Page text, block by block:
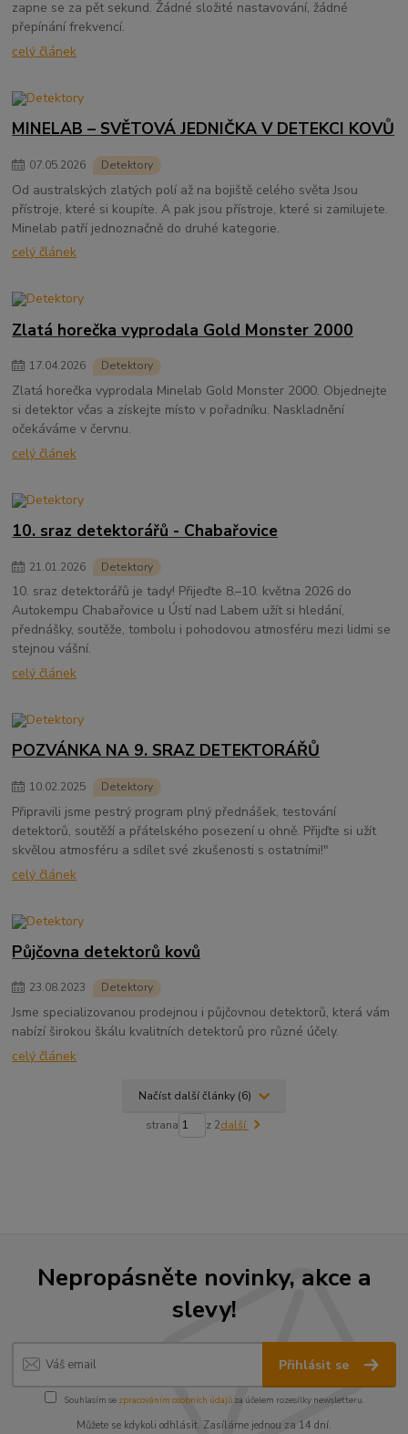
zapne se za pět sekund. Žádné složité nastavování, žádné
přepínání frekvencí.
celý článek
MINELAB – SVĚTOVÁ JEDNIČKA V DETEKCI KOVŮ
07.05.2026 Detektory
Od australských zlatých polí až na bojiště celého světa Jsou
přístroje, které si koupíte. A pak jsou přístroje, které si zamilujete.
Minelab patří jednoznačně do druhé kategorie.
celý článek
Zlatá horečka vyprodala Gold Monster 2000
17.04.2026 Detektory
Zlatá horečka vyprodala Minelab Gold Monster 2000. Objednejte
si detektor včas a získejte místo v pořadníku. Naskladnění
očekáváme v červnu.
celý článek
10. sraz detektorářů - Chabařovice
21.01.2026 Detektory
10. sraz detektorářů je tady! Přijeďte 8.–10. května 2026 do
Autokempu Chabařovice u Ústí nad Labem užít si hledání,
přednášky, soutěže, tombolu i pohodovou atmosféru mezi lidmi se
stejnou vášní.
celý článek
POZVÁNKA NA 9. SRAZ DETEKTORÁŘŮ
10.02.2025 Detektory
Připravili jsme pestrý program plný přednášek, testování
detektorů, soutěží a přátelského posezení u ohně. Přijďte si užít
skvělou atmosféru a sdílet své zkušenosti s ostatními!"
celý článek
Půjčovna detektorů kovů
23.08.2023 Detektory
Jsme specializovanou prodejnou i půjčovnou detektorů, která vám
nabízí širokou škálu kvalitních detektorů pro různé účely.
celý článek
Načíst další články (6)
strana z 2další
Nepropásněte novinky, akce a
slevy!
Přihlásit se
Souhlasím se zpracováním osobních údajůza účelem rozesílky newsletteru.
Můžete se kdykoli odhlásit. Zasíláme jednou za 14 dní.